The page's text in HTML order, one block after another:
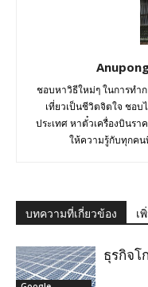
ชอบหาวิธีใหม่ๆ ในการทำ
เที่ยวเป็นชีวิตจิตใจ ชอบ
ประเทศ หาตั๋วเครื่องบินรา
ให้ความรู้กับทุกคน
บทความที่เกี่ยวข้อง เ
ธุรกิจโ